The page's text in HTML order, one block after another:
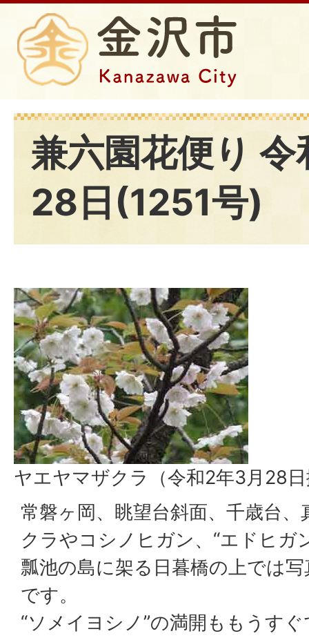
兼六園花便り
28日(1251号)
ヤエヤマザクラ（令和2年3月28
常磐ヶ岡、眺望台斜面、千歳台
クラやコシノヒガン、“エドヒガ
瓢池の島に架る日暮橋の上では
です。
“ソメイヨシノ”の満開ももうす